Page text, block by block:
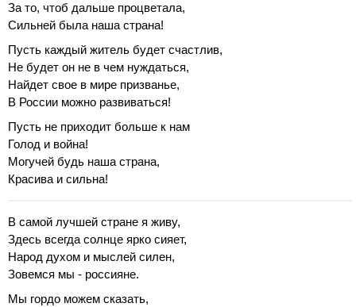
За то, чтоб дальше процветала,
Сильней была наша страна!
Пусть каждый житель будет счастлив,
Не будет он не в чем нуждаться,
Найдет свое в мире призванье,
В России можно развиваться!
Пусть не приходит больше к нам
Голод и война!
Могучей будь наша страна,
Красива и сильна!
В самой лучшей стране я живу,
Здесь всегда солнце ярко сияет,
Народ духом и мыслей силен,
Зовемся мы - россияне.
Мы гордо можем сказать,